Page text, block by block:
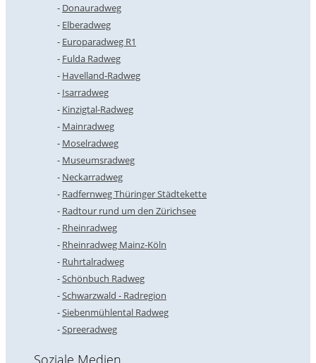
Donauradweg
Elberadweg
Europaradweg R1
Fulda Radweg
Havelland-Radweg
Isarradweg
Kinzigtal-Radweg
Mainradweg
Moselradweg
Museumsradweg
Neckarradweg
Radfernweg Thüringer Städtekette
Radtour rund um den Zürichsee
Rheinradweg
Rheinradweg Mainz-Köln
Ruhrtalradweg
Schönbuch Radweg
Schwarzwald - Radregion
Siebenmühlental Radweg
Spreeradweg
Soziale Medien